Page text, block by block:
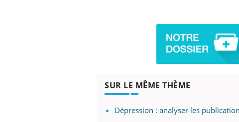
SUR LE MÊME THÈME
Dépression : analyser les